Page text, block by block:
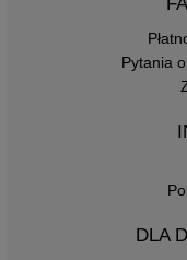
Pytania
DLA